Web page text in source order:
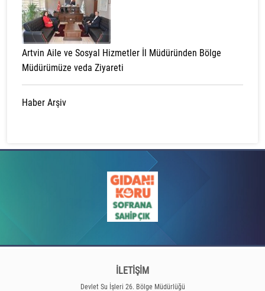
Artvin Aile ve Sosyal Hizmetler İl Müdüründen Bölge
Müdürümüze veda Ziyareti
Haber Arşiv
İLETİŞİM
Devlet Su İşleri 26. Bölge Müdürlüğü